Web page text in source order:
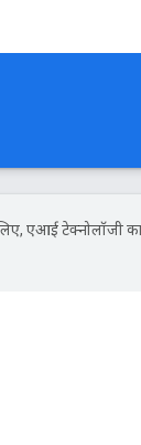
एआई टेक्नोलॉजी